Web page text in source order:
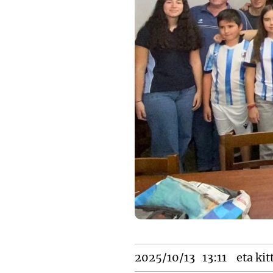
2025/10/13 13:11 eta